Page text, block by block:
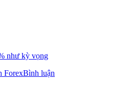
ForexBình luận